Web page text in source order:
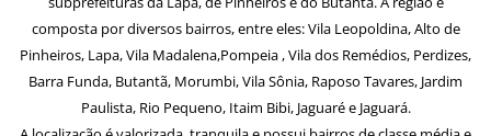
composta por diversos bairros, entre eles: Vila Leopoldina, Alto de
Pinheiros, Lapa, Vila Madalena,Pompeia , Vila dos Remédios, Perdizes,
Barra Funda, Butantã, Morumbi, Vila Sônia, Raposo Tavares, Jardim
Paulista, Rio Pequeno, Itaim Bibi, Jaguaré e Jaguará.